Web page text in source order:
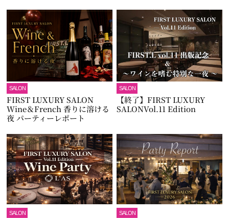
SALON
FIRST LUXURY SALON
Wine＆French 香りに溶ける
夜 パーティーレポート
SALON
【終了】FIRST LUXURY
SALONVol.11 Edition
SALON SALON